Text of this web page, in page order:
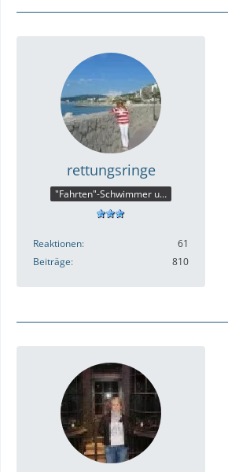
rettungsringe
"Fahrten"-Schwimmer und "Meergucker"
Reaktionen
61
Beiträge
810